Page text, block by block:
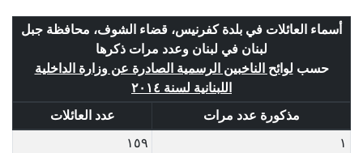
أسماء العائلات في بلدة كفرنيس، قضاء الشوف، محافظة جبل
لبنان في لبنان وعدد مرات ذكرها
حسب لوائح الناخبين الرسمية الصادرة عن وزارة الداخلية
اللبنانية لسنة ٢٠١٤
مذكورة عدد مرات
عدد العائلات
١
١٥٩